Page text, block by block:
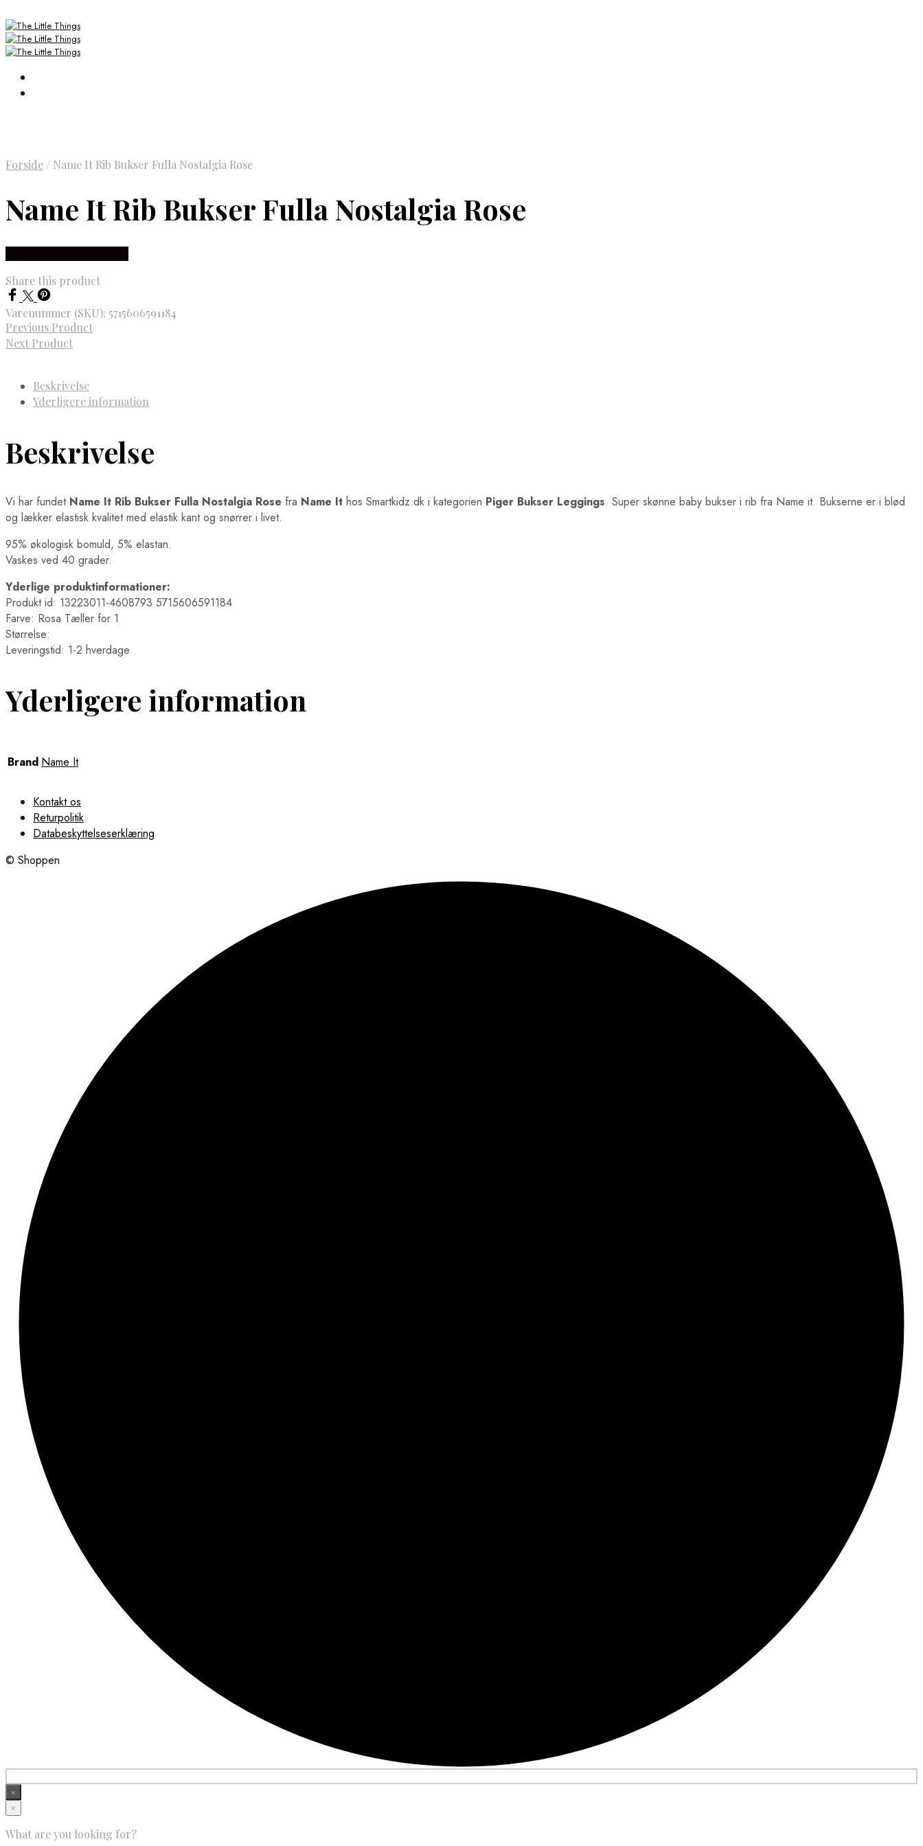
Forside / Name It Rib Bukser Fulla Nostalgia Rose
Name It Rib Bukser Fulla Nostalgia Rose
Share this product
Varenummer (SKU): 5715606591184
Previous Product
Next Product
Beskrivelse
Yderligere information
Beskrivelse
Vi har fundet Name It Rib Bukser Fulla Nostalgia Rose fra Name It hos Smartkidz.dk i kategorien Piger Bukser Leggings. Super skønne baby bukser i rib fra Name it. Bukserne er i blød
og lækker elastisk kvalitet med elastik kant og snørrer i livet.
95% økologisk bomuld, 5% elastan.
Vaskes ved 40 grader.
Yderlige produktinformationer:
Produkt id: 13223011-4608793 5715606591184
Farve: Rosa Tæller for 1
Størrelse:
Leveringstid: 1-2 hverdage
Yderligere information
Brand Name It
Kontakt os
Returpolitik
Databeskyttelseserklæring
© Shoppen
×
×
What are you looking for?